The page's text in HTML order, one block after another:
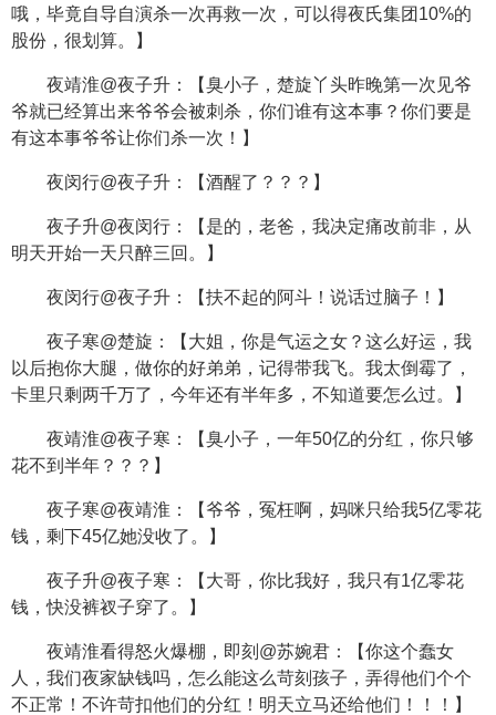
哦，毕竟自导自演杀一次再救一次，可以得夜氏集团10%的
股份，很划算。】
夜靖淮@夜子升：【臭小子，楚旋丫头昨晚第一次见爷
爷就已经算出来爷爷会被刺杀，你们谁有这本事？你们要是
有这本事爷爷让你们杀一次！】
夜闵行@夜子升：【酒醒了？？？】
夜子升@夜闵行：【是的，老爸，我决定痛改前非，从
明天开始一天只醉三回。】
夜闵行@夜子升：【扶不起的阿斗！说话过脑子！】
夜子寒@楚旋：【大姐，你是气运之女？这么好运，我
以后抱你大腿，做你的好弟弟，记得带我飞。我太倒霉了，
卡里只剩两千万了，今年还有半年多，不知道要怎么过。】
夜靖淮@夜子寒：【臭小子，一年50亿的分红，你只够
花不到半年？？？】
夜子寒@夜靖淮：【爷爷，冤枉啊，妈咪只给我5亿零花
钱，剩下45亿她没收了。】
夜子升@夜子寒：【大哥，你比我好，我只有1亿零花
钱，快没裤衩子穿了。】
夜靖淮看得怒火爆棚，即刻@苏婉君：【你这个蠢女
人，我们夜家缺钱吗，怎么能这么苛刻孩子，弄得他们个个
不正常！不许苛扣他们的分红！明天立马还给他们！！！】